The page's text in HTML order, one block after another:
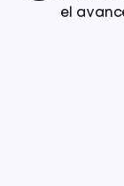
el